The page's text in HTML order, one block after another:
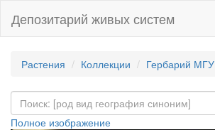
Депозитарий живых систем
Растения Коллекции Гербарий МГУ
Полное изображение